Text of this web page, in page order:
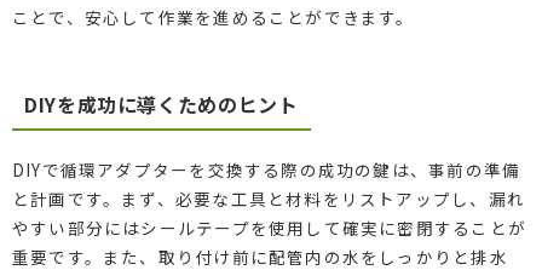
ことで、安心して作業を進めることができます。
DIYを成功に導くためのヒント
DIYで循環アダプターを交換する際の成功の鍵は、事前の準備
と計画です。まず、必要な工具と材料をリストアップし、漏れ
やすい部分にはシールテープを使用して確実に密閉することが
重要です。また、取り付け前に配管内の水をしっかりと排水